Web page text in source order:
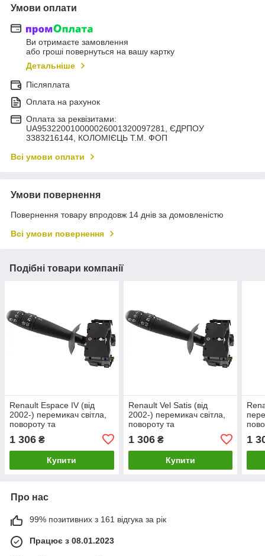
Умови оплати
Ви отримаєте замовлення
або гроші повернуться на вашу картку
Детальніше
Післяплата
Оплата на рахунок
Оплата за реквізитами:
UA953220010000026001320097281, ЄДРПОУ
3383216144, КОЛОМIЄЦЬ Т.М. ФОП
Всі умови оплати
Умови повернення
Повернення товару впродовж 14 днів за домовленістю
Всі умови повернення
Подібні товари компанії
Renault Espace IV (від
2002-) перемикач світла,
повороту та
протитуманок, без гудка!!!
13 контактів, 7701048913
Рено Еспейс 4
1 306 ₴
Купити
Renault Vel Satis (від
2002-) перемикач світла,
повороту та
протитуманок, без гудка!!!
13 контактів, 7701048913
Рено Вел Саті
1 306₴
Купити
13
1
Про нас
99% позитивних з 161 відгука за рік
Працює з 08.01.2023